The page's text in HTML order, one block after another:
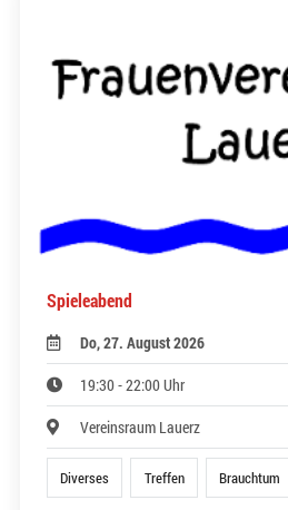
Spieleabend
Do, 27. August 2026
19:30 - 22:00 Uhr
Vereinsraum Lauerz
Diverses Treffen Brauchtum